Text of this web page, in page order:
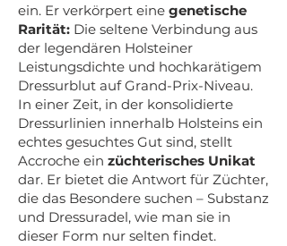
ein. Er verkörpert eine genetische
Rarität: Die seltene Verbindung aus
der legendären Holsteiner
Leistungsdichte und hochkarätigem
Dressurblut auf Grand-Prix-Niveau.
In einer Zeit, in der konsolidierte
Dressurlinien innerhalb Holsteins ein
echtes gesuchtes Gut sind, stellt
Accroche ein züchterisches Unikat
dar. Er bietet die Antwort für Züchter,
die das Besondere suchen – Substanz
und Dressuradel, wie man sie in
dieser Form nur selten findet.